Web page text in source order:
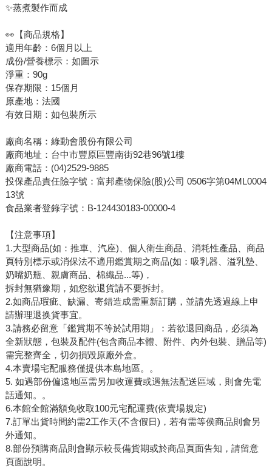
✨蒸煮製作而成
👀【商品規格】
適用年齡：6個月以上
成份/營養標示：如圖示
淨重：90g
保存期限：15個月
原產地：法國
有效日期：如包裝所示
廠商名稱：綠動會股份有限公司
廠商地址：台中市豐原區豐南街92巷96號1樓
廠商電話：(04)2529-9885
投保產品責任險字號：富邦產物保險(股)公司 0506字第04ML0004
13號
食品業者登錄字號：B-124430183-00000-4
【注意事項】
1.大型商品(如：推車、汽座)、個人衛生商品、消耗性產品、商品
頁特別標示或消保法不適用鑑賞期之商品(如：吸乳器、溢乳墊、
奶嘴奶瓶、親膚商品、棉織品...等)，
拆封無猶豫期，如您欲退貨請不要拆封。
2.如商品瑕疵、缺漏、寄錯造成需重新訂購，並請先透過線上申
請辦理退换貨事宜。
3.請務必留意「鑑賞期不等於試用期」：若欲退回商品，必須為
全新狀態，包裝及配件(包含商品本體、附件、內外包裝、贈品等)
需完整齊全，切勿損毀原廠外盒。
4.本賣場宅配服務僅提供本島地區。。
5. 如遇部份偏遠地區需另加收運費或遇無法配送區域，則會先電
話通知。。
6.本館全館滿額免收取100元宅配運費(依賣場規定)
7.訂單出貨時間約需2工作天(不含假日)，若有需等侯商品則會另
外通知。
8.部份預購商品則會顯示較長備貨期或於商品頁面告知，請留意
頁面說明。